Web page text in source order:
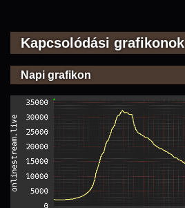
Kapcsolódási grafikonok
Napi grafikon